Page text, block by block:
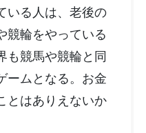
いる人は、老後の
競輪をやっている
も競馬や競輪と同
ームとなる。お金
とはありえないか